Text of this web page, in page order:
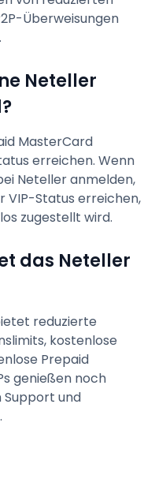
Überweisungen
Neteller
MasterCard
erreichen. Wenn
Neteller anmelden,
VIP-Status erreichen,
zugestellt wird.
das Neteller
reduzierte
kostenlose
Prepaid
genießen noch
und